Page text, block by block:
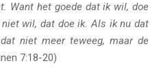
Want het goede dat ik wil, doe
wil, dat doe ik. Als ik nu dat
niet meer teweeg, maar de
7:18-20)